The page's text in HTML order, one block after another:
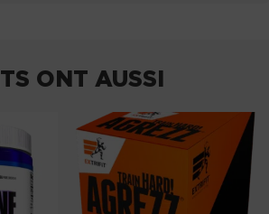
ONT AUSSI